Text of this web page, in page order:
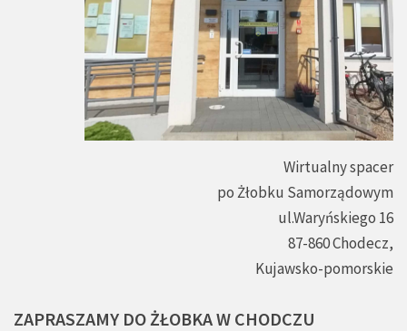
Wirtualny spacer
po Żłobku Samorządowym
ul.Waryńskiego 16
87-860 Chodecz,
Kujawsko-pomorskie
ZAPRASZAMY DO ŻŁOBKAW CHODCZU